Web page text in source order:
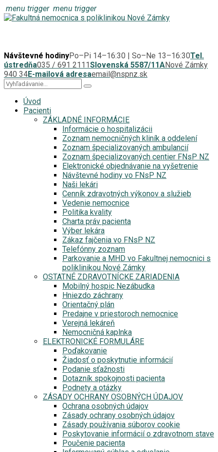
menu trigger menu trigger
Návštevné hodinyPo–Pi 14–16:30 | So–Ne 13–16:30Tel.
ústredňa035 / 691 2111Slovenská 5587/11ANové Zámky
940 34E-mailová adresaemail@nspnz.sk
Úvod
Pacienti
ZÁKLADNÉ INFORMÁCIE
Informácie o hospitalizácii
Zoznam nemocničných kliník a oddelení
Zoznam špecializovaných ambulancií
Zoznam špecializovaných centier FNsP NZ
Elektronické objednávanie na vyšetrenie
Návštevné hodiny vo FNsP NZ
Naši lekári
Cenník zdravotných výkonov a služieb
Vedenie nemocnice
Politika kvality
Charta práv pacienta
Výber lekára
Zákaz fajčenia vo FNsP NZ
Telefónny zoznam
Parkovanie a MHD vo Fakultnej nemocnici s
poliklinikou Nové Zámky
OSTATNÉ ZDRAVOTNÍCKE ZARIADENIA
Mobilný hospic Nezábudka
Hniezdo záchrany
Orientačný plán
Predajne v priestoroch nemocnice
Verejná lekáreň
Nemocničná kaplnka
ELEKTRONICKÉ FORMULÁRE
Poďakovanie
Žiadosť o poskytnutie informácií
Podanie sťažnosti
Dotazník spokojnosti pacienta
Podnety a otázky
ZÁSADY OCHRANY OSOBNÝCH ÚDAJOV
Ochrana osobných údajov
Zásady ochrany osobných údajov
Zásady používania súborov cookie
Poskytovanie informácií o zdravotnom stave
Poučenie pacienta